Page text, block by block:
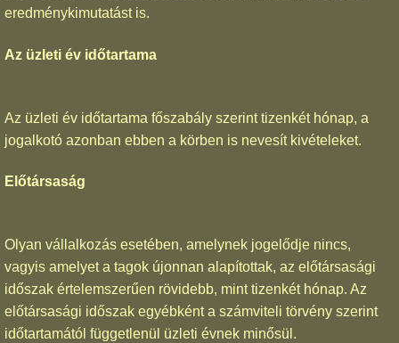
eredménykimutatást is.
Az üzleti év időtartama
Az üzleti év időtartama főszabály szerint tizenkét hónap, a
jogalkotó azonban ebben a körben is nevesít kivételeket.
Előtársaság
Olyan vállalkozás esetében, amelynek jogelődje nincs,
vagyis amelyet a tagok újonnan alapítottak, az előtársasági
időszak értelemszerűen rövidebb, mint tizenkét hónap. Az
előtársasági időszak egyébként a számviteli törvény szerint
időtartamától függetlenül üzleti évnek minősül.